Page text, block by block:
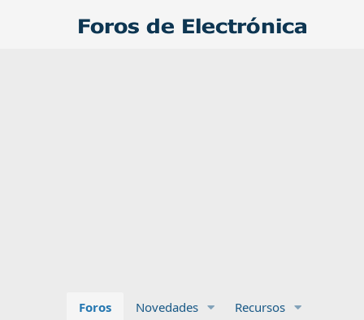
Foros Novedades Recursos